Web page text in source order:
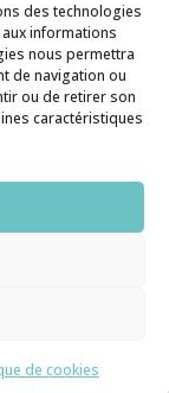
des technologies
informations
nous permettra
de navigation ou
ou de retirer son
caractéristiques
de cookies
Pour en
de